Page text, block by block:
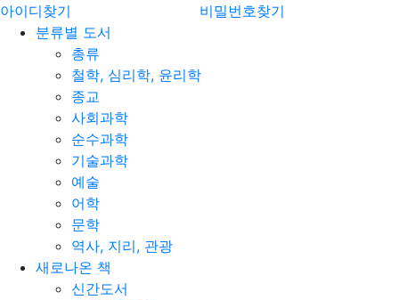
아이디찾기
비밀번호찾기
분류별 도서
총류
철학, 심리학, 윤리학
종교
사회과학
순수과학
기술과학
예술
어학
문학
역사, 지리, 관광
새로나온 책
신간도서